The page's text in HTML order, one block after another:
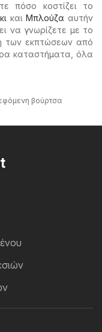
πόσο κοστίζει το
καιΜπλούζα αυτήν
να γνωρίζετε με το
των εκπτώσεων από
καταστήματα, όλα
βούρτσα